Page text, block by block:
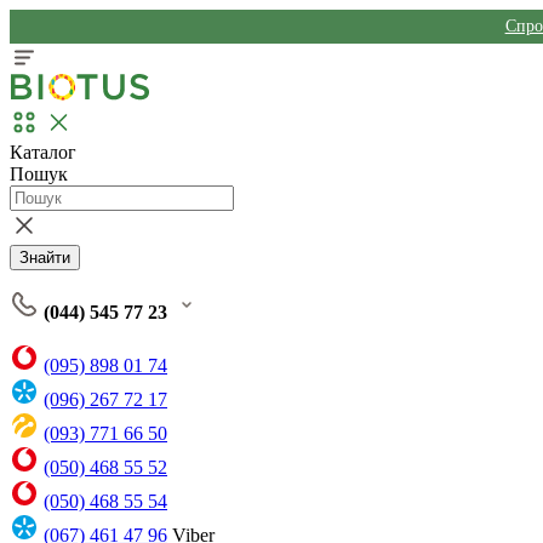
Каталог
Пошук
Знайти
(044) 545 77 23
(095) 898 01 74
(096) 267 72 17
(093) 771 66 50
(050) 468 55 52
(050) 468 55 54
(067) 461 47 96 Viber